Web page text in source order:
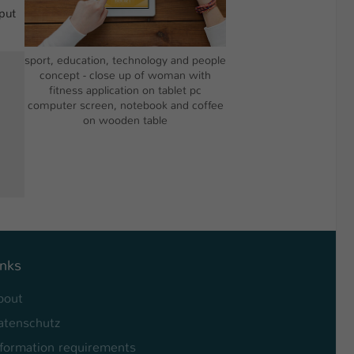
sport, education, technology and people
concept - close up of woman with
fitness application on tablet pc
computer screen, notebook and coffee
on wooden table
requirements